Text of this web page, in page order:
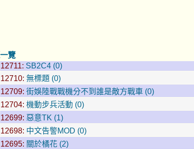
覽
12711: SB2C4 (0)
12710: 無標題 (0)
12709: 街娛陸戰戰機分不到誰是敵方戰車 (0)
12704: 機動步兵活動 (0)
12699: 惡意TK (1)
12698: 中文告警MOD (0)
12695: 關於橘花 (2)